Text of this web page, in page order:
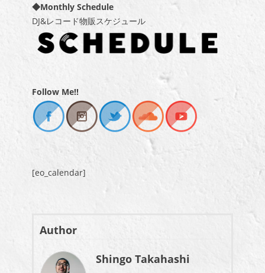
◆Monthly Schedule
DJ&レコード物販スケジュール
Follow Me!!
[eo_calendar]
Author
Shingo Takahashi